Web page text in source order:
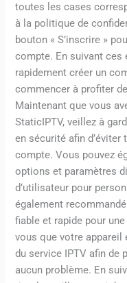
toutes les cases
à la politique de
bouton « S’inscrire »
compte. En suivant ces
rapidement créer un
commencer à profiter
Maintenant que vous
StaticIPTV, veillez à
en sécurité afin
compte. Vous pouvez
options et paramètres
d’utilisateur pour
également
fiable et rapide pour
vous que votre
du service IPTV afin de
aucun problème. En